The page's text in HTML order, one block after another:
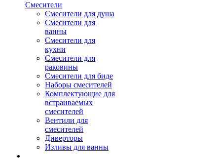
Смесители
Смесители для душа
Смесители для
ванны
Смесители для
кухни
Смесители для
раковины
Смесители для биде
Наборы смесителей
Комплектующие для
встраиваемых
смесителей
Вентили для
смесителей
Диверторы
Изливы для ванны